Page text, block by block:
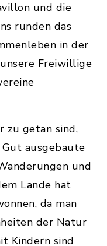
und die
runden das
in der
Freiwillige
zu getan sind,
ausgebaute
und
Lande hat
da man
der Natur
Kindern sind